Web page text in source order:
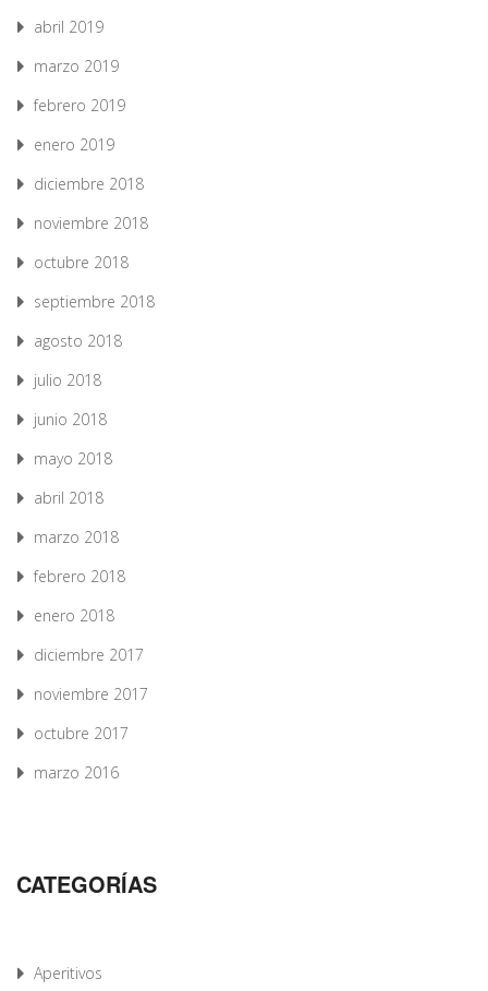
abril 2019
marzo 2019
febrero 2019
enero 2019
diciembre 2018
noviembre 2018
octubre 2018
septiembre 2018
agosto 2018
julio 2018
junio 2018
mayo 2018
abril 2018
marzo 2018
febrero 2018
enero 2018
diciembre 2017
noviembre 2017
octubre 2017
marzo 2016
CATEGORÍAS
Aperitivos